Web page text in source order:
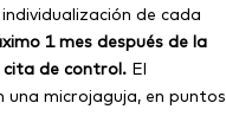
de cada
1 mes después de la
de control. El
microjaguja, en puntos